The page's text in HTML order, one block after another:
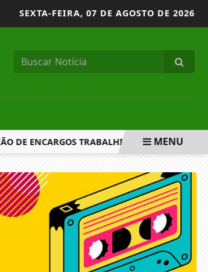
SEXTA-FEIRA, 07 DE AGOSTO DE 2026
DE ENCARGOS TRABALHISTAS E CRITICA FIM
MENU